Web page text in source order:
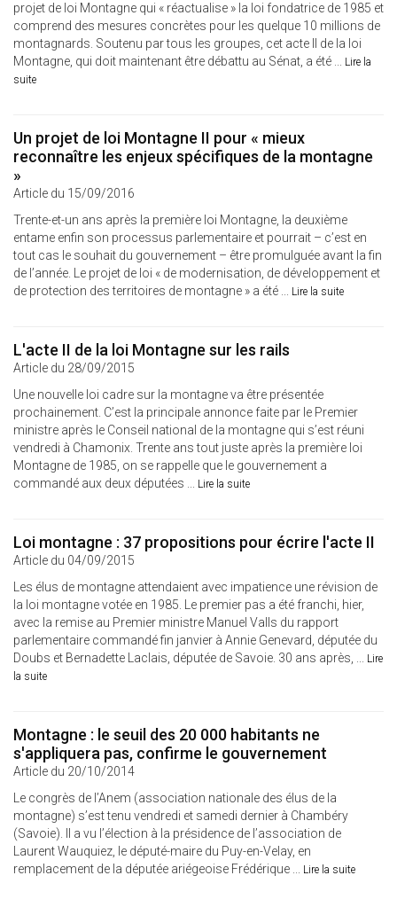
projet de loi Montagne qui « réactualise » la loi fondatrice de 1985 et
comprend des mesures concrètes pour les quelque 10 millions de
montagnards. Soutenu par tous les groupes, cet acte II de la loi
Montagne, qui doit maintenant être débattu au Sénat, a été ... Lire la
suite
Un projet de loi Montagne II pour « mieux
reconnaître les enjeux spécifiques de la montagne
»
Article du 15/09/2016
Trente-et-un ans après la première loi Montagne, la deuxième
entame enfin son processus parlementaire et pourrait – c’est en
tout cas le souhait du gouvernement – être promulguée avant la fin
de l’année. Le projet de loi « de modernisation, de développement et
de protection des territoires de montagne » a été ... Lire la suite
L'acte II de la loi Montagne sur les rails
Article du 28/09/2015
Une nouvelle loi cadre sur la montagne va être présentée
prochainement. C’est la principale annonce faite par le Premier
ministre après le Conseil national de la montagne qui s’est réuni
vendredi à Chamonix. Trente ans tout juste après la première loi
Montagne de 1985, on se rappelle que le gouvernement a
commandé aux deux députées ... Lire la suite
Loi montagne : 37 propositions pour écrire l'acte II
Article du 04/09/2015
Les élus de montagne attendaient avec impatience une révision de
la loi montagne votée en 1985. Le premier pas a été franchi, hier,
avec la remise au Premier ministre Manuel Valls du rapport
parlementaire commandé fin janvier à Annie Genevard, députée du
Doubs et Bernadette Laclais, députée de Savoie. 30 ans après, ... Lire
la suite
Montagne : le seuil des 20 000 habitants ne
s'appliquera pas, confirme le gouvernement
Article du 20/10/2014
Le congrès de l’Anem (association nationale des élus de la
montagne) s’est tenu vendredi et samedi dernier à Chambéry
(Savoie). Il a vu l’élection à la présidence de l’association de
Laurent Wauquiez, le député-maire du Puy-en-Velay, en
remplacement de la députée ariégeoise Frédérique ... Lire la suite